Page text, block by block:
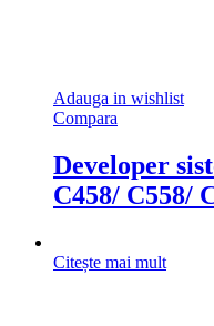
Adauga in wishlist
Compara
Developer
C458/ C558/
Citește mai mult